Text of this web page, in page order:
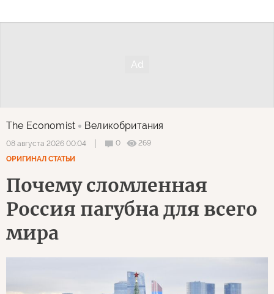
The Economist Великобритания
08 августа 2026 00:04 0
269
ОРИГИНАЛ СТАТЬИ
Почему сломленная
Россия пагубна для всего
мира